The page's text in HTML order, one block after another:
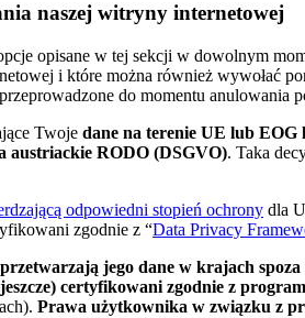
naszej witryny internetowej
opisane w tej sekcji w dowolnym
i które można również
do momentu anulowania
Twoje dane na terenie UE lub
austriackie RODO (DSGVO). Taka
odpowiedni stopień ochrony dla
zgodnie z “Data Privacy
jego dane w krajach
certyfikowani zgodnie z
Prawa użytkownika w związku z